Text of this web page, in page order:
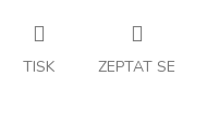
TISK ZEPTAT SE